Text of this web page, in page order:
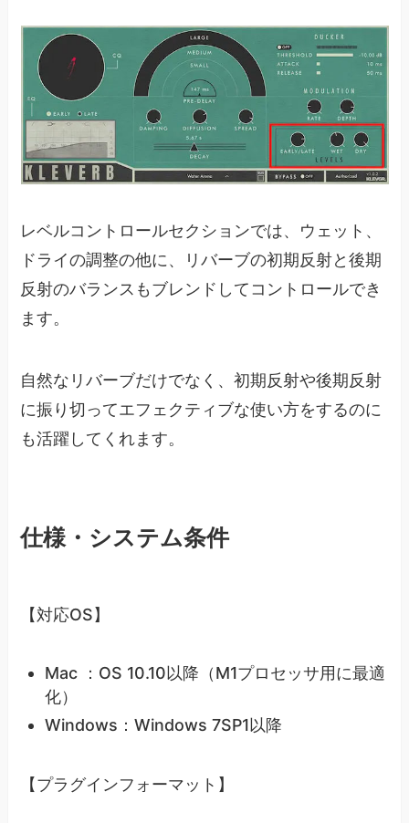
レベルコントロールセクションでは、ウェット、
ドライの調整の他に、リバーブの初期反射と後期
反射のバランスもブレンドしてコントロールでき
ます。
自然なリバーブだけでなく、初期反射や後期反射
に振り切ってエフェクティブな使い方をするのに
も活躍してくれます。
仕様・システム条件
【対応OS】
Mac ：OS 10.10以降（M1プロセッサ用に最適
化）
Windows：Windows 7SP1以降
【プラグインフォーマット】